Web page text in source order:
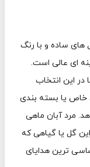
های ساده و با رنگ
ای عالی است.
این انتخاب
خاص یا بسته بندی
مرد آبان ماهی
گل یا گیاهی که
ترین هدایای